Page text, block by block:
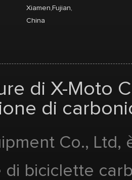
Xiamen,Fujian,
China
di X-Moto
di
Co., Ltd,
di biciclette